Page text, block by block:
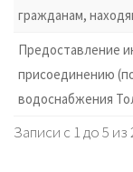
гражданам,
Предоставление
присоединению
водоснабжения
Записи с 1 до 5 из